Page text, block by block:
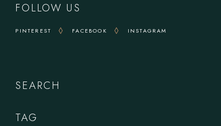
FOLLOW US
PINTEREST FACEBOOK INSTAGRAM
SEARCH
TAG